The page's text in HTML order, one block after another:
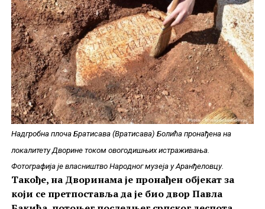
Надгробна плоча Братисава (Вратисава) Болића пронађена на
локалитету Дворине током овогодишњих истраживања.
Фотографија је власништво Народног музеја у Аранђеловцу.
Такође, на Дворинама је пронађен објекатза
који се претпоставља да је биодвор Павла